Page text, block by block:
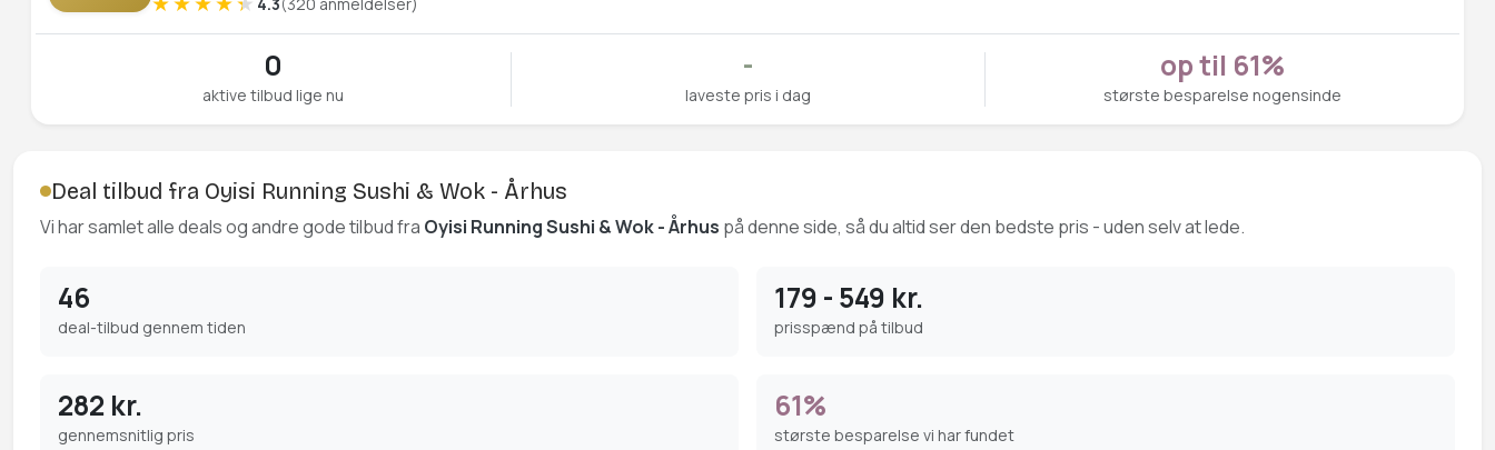
0
aktive tilbud lige nu
-
laveste pris i dag
op til 61%
største besparelse nogensinde
Deal tilbud fra Oyisi Running Sushi & Wok - Århus
Vi har samlet alle deals og andre gode tilbud fra Oyisi Running Sushi & Wok - Århus på denne side, så du altid ser den bedste pris - uden selv at lede.
46
deal-tilbud gennem tiden
179 - 549 kr.
prisspænd på tilbud
282 kr.
gennemsnitlig pris
61%
største besparelse vi har fundet